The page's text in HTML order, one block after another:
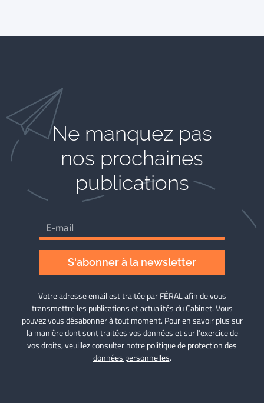
Ne manquez pas
nos prochaines
publications
S'abonner à la newsletter
Votre adresse email est traitée par FÉRAL afin de vous
transmettre les publications et actualités du Cabinet. Vous
pouvez vous désabonner à tout moment. Pour en savoir plus sur
la manière dont sont traitées vos données et sur l’exercice de
vos droits, veuillez consulter notrepolitique de protection des
données personnelles.